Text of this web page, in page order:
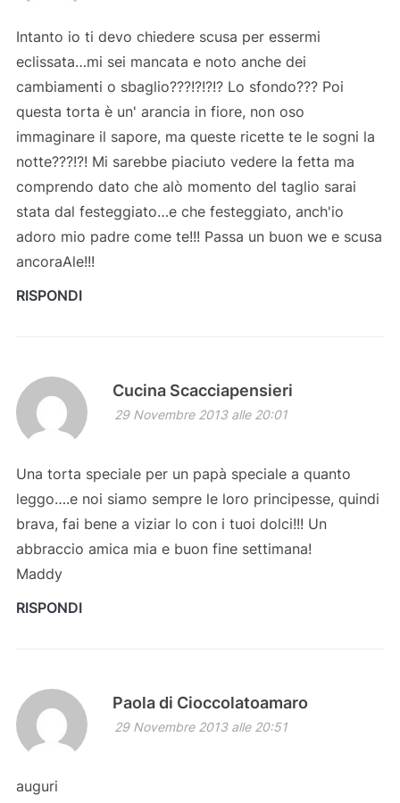
Intanto io ti devo chiedere scusa per essermi
eclissata…mi sei mancata e noto anche dei
cambiamenti o sbaglio???!?!?!? Lo sfondo??? Poi
questa torta è un' arancia in fiore, non oso
immaginare il sapore, ma queste ricette te le sogni la
notte???!?! Mi sarebbe piaciuto vedere la fetta ma
comprendo dato che alò momento del taglio sarai
stata dal festeggiato…e che festeggiato, anch'io
adoro mio padre come te!!! Passa un buon we e scusa
ancoraAle!!!
RISPONDI
Cucina Scacciapensieri
29 Novembre 2013 alle 20:01
Una torta speciale per un papà speciale a quanto
leggo….e noi siamo sempre le loro principesse, quindi
brava, fai bene a viziar lo con i tuoi dolci!!! Un
abbraccio amica mia e buon fine settimana!
Maddy
RISPONDI
Paola di Cioccolatoamaro
29 Novembre 2013 alle 20:51
auguri